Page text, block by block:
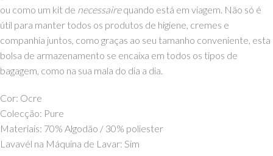
ou como um kit de necessairequando está em viagem. Não só é
útil para manter todos os produtos de higiene, cremes e
companhia juntos, como graças ao seu tamanho conveniente, esta
bolsa de armazenamento se encaixa em todos os tipos de
bagagem, como na sua mala do dia a dia.
Cor: Ocre
Colecção: Pure
Materiais: 70% Algodão / 30% poliester
Lavavél na Máquina de Lavar: Sim